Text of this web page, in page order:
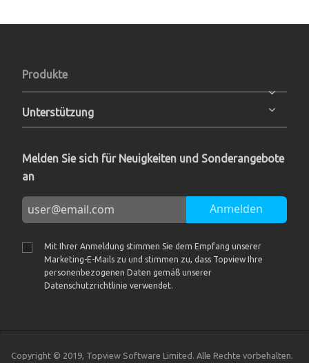
Produkte
Unterstützung
Melden Sie sich für Neuigkeiten und Sonderangebote
an
Anmelden
Mit Ihrer Anmeldung stimmen Sie dem Empfang unserer
Marketing-E-Mails zu und stimmen zu, dass Topview Ihre
personenbezogenen Daten gemäß unserer
Datenschutzrichtlinie verwendet.
Copyright © 2019, Topview Software Limited. Alle Rechte vorbehalten.